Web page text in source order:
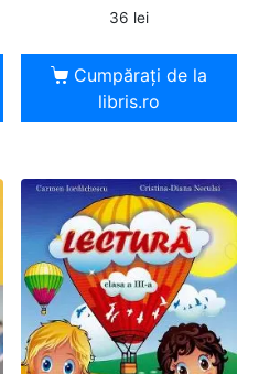
36 lei
Cumpărați de la
libris.ro